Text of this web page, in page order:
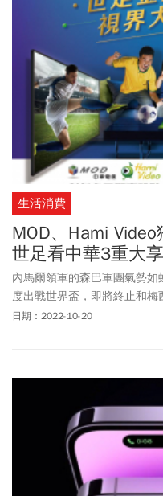
生活消費
MOD、Hami
世足看中華3重大
內馬爾領軍的森巴軍團氣勢
度出戰世界盃，即將終止和
矚目的2022 FIFA卡達世界盃
日期：2022-10-20